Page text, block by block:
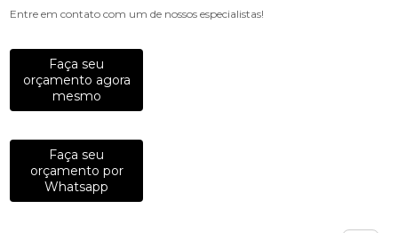
Entre em contato com um de nossos especialistas!
Faça seu
orçamento agora
mesmo
Faça seu
orçamento por
Whatsapp